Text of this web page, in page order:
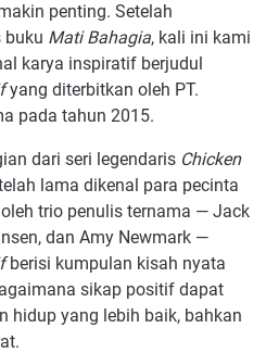
penting. Setelah
buku Mati Bahagia, kali ini kami
karya inspiratif berjudul
yang diterbitkan oleh PT.
pada tahun 2015.
dari seri legendaris Chicken
lama dikenal para pecinta
trio penulis ternama — Jack
dan Amy Newmark —
berisi kumpulan kisah nyata
sikap positif dapat
hidup yang lebih baik, bahkan